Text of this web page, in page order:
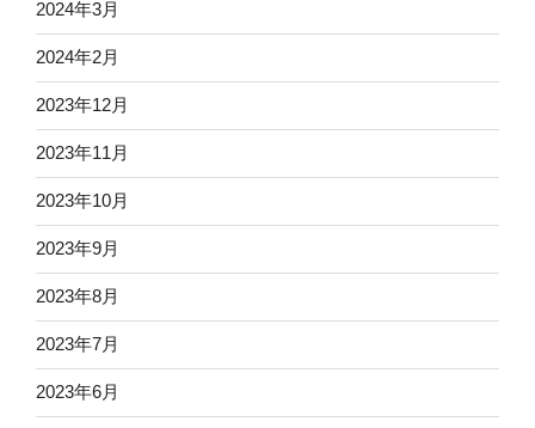
2024年3月
2024年2月
2023年12月
2023年11月
2023年10月
2023年9月
2023年8月
2023年7月
2023年6月